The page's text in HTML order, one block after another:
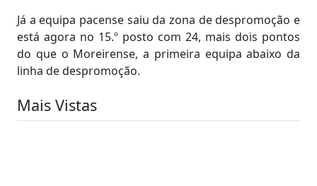
Já a equipa pacense saiu da zona de despromoção e
está agora no 15.º posto com 24, mais dois pontos
do que o Moreirense, a primeira equipa abaixo da
linha de despromoção.
Mais Vistas